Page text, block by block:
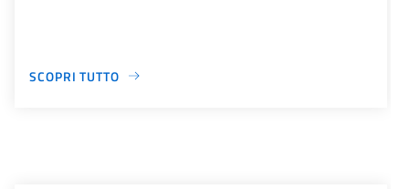
SCOPRI TUTTO